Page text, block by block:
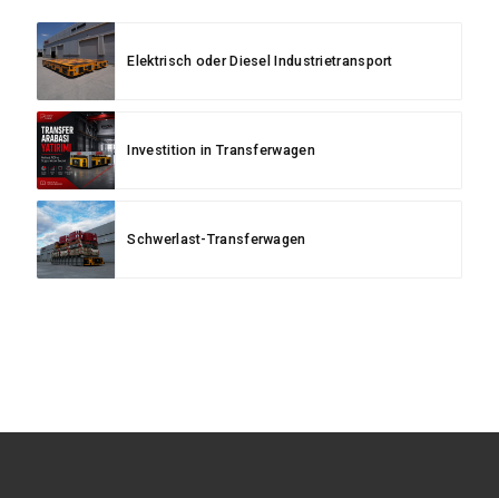
Elektrisch oder Diesel Industrietransport
Investition in Transferwagen
Schwerlast-Transferwagen